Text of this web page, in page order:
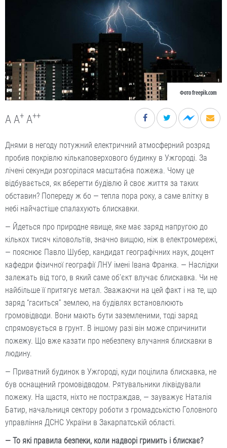
Фото freepik.com
A A+ A++
Днями в негоду потужний електричний атмо­сферний розряд
пробив покрівлю кількаповерхового будинку в Ужгороді. За
лічені секунди розгорілася масштабна пожежа. Чому це
відбувається, як вберегти будівлю й своє життя за таких
обставин? Попереду ж бо — тепла пора року, а саме влітку в
небі найчастіше спалахують блискавки.
— Йдеться про природне явище, яке має заряд напругою до
кількох тисяч кіловольтів, значно вищою, ніж в електромережі,
— пояснює Павло Шубер, кандидат гео­графічних наук, доцент
кафедри фізичної географії ЛНУ імені Івана Франка. — Наслідки
залежать від того, в який саме об’єкт влучає блискавка. Чи не
найбільше її притягує метал. Зважаючи на цей факт і на те, що
заряд “гаситься” землею, на будівлях встановлюють
громовідводи. Вони мають бути заземленими, тоді заряд
спрямовується в грунт. В іншому разі він може спричинити
пожежу. Що вже казати про небезпеку влучання блискавки в
людину.
— Приватний будинок в Ужгороді, куди поцілила блискавка, не
був оснащений громовідводом. Рятувальники ліквідували
пожежу. На щастя, ніхто не постраждав, — зауважує Наталія
Батир, начальниця сектору роботи з громадськістю Головного
управління ДСНС України в Закарпатській області.
— То які правила безпеки, коли надворі гримить і блискає?